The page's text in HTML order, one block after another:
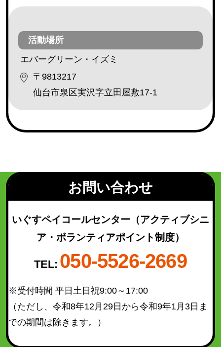
障害のある方の作業補助(3)
その他(173)
地区・エリア
青葉区
青葉区（宮城総合支所管内）(21)
太白区（秋保総合支所管内）(16)
検索結果を表示
活動場所
エバーグリーン・イズミ
〒9813217
仙台市泉区実沢字立田屋敷17-1
お問い合わせ
いぐすペイコールセンター （アクティブシニ
ア・ボランティアポイント制度）
TEL: 050-5526-2669
※受付時間 平日土日祝9:00～17:00
（ただし、令和8年12月29日から令和9年1月3日ま
での期間は除きます。）